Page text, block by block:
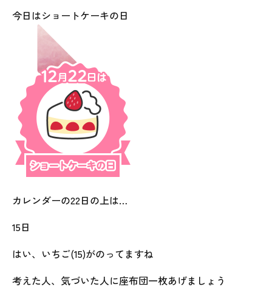
今日はショートケーキの日
カレンダーの22日の上は…
15日
はい、いちご(15)がのってますね
考えた人、気づいた人に座布団一枚あげましょう